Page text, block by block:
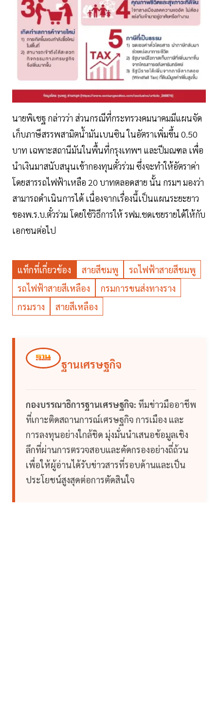
นายพิเชฐ กล่าวว่า ส่วนกรณีที่กระทรวงคมนาคมมีแผนจัด
เก็บภาษีสรรพสามิตน้ำมันเบนซิน ในอัตราเพิ่มขึ้น 0.50
บาท เฉพาะสถานีมันในพื้นที่กรุงเทพฯ และปีมณฑล เพื่อ
นำเงินมาสนับสนุนเข้ากองทุนตั๋วร่วม ซึ่งจะทำให้อัตราค่า
โดยสารรถไฟฟ้าเหลือ 20 บาทตลอดสาย นั้น กรมฯ มองว่า
สามารถดำเนินการได้ เนื่องจากเรื่องนี้เป็นแผนระยะยาว
ของพ.ร.บ.ตั๋วร่วม โดยใช้วิธีการให้ รฟม.ชดเชยรายได้ให้กับ
เอกชนต่อไป
แท็กที่เกี่ยวข้อง สายสีชมพู
รถไฟฟ้าสายสีชมพู
รถไฟฟ้าสายสีเหลือง
กรมการขนส่งทางราง
กรมราง
สายสีเหลือง
ฐานเศรษฐกิจ
กองบรรณาธิการฐานเศรษฐกิจ: ทีมข่าวมืออาชีพ
ที่เกาะติดสถานการณ์เศรษฐกิจ การเมือง และ
การลงทุนอย่างใกล้ชิด มุ่งมั่นนำเสนอข้อมูลเชิง
ลึกที่ผ่านการตรวจสอบและคัดกรองอย่างถี่ถ้วน
เพื่อให้ผู้อ่านได้รับข่าวสารที่รอบด้านและเป็น
ประโยชน์สูงสุดต่อการตัดสินใจ